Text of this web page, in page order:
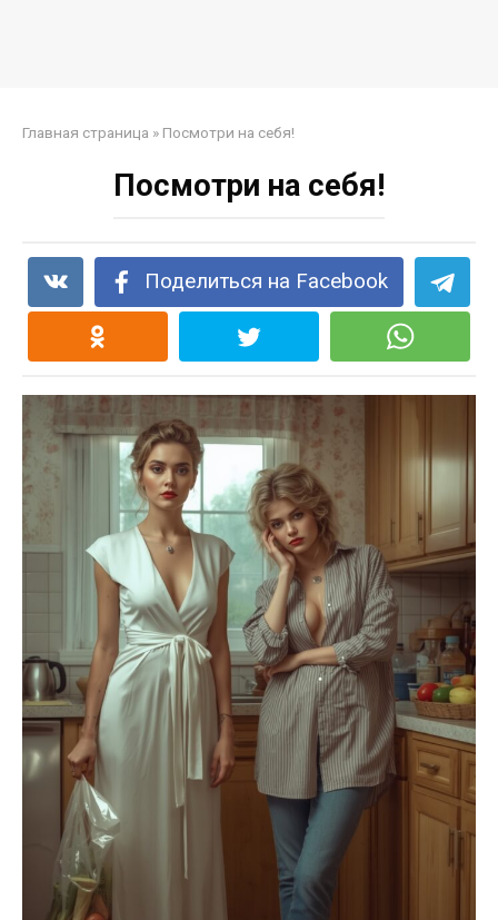
Главная страница » Посмотри на себя!
Посмотри на себя!
Поделиться на Facebook